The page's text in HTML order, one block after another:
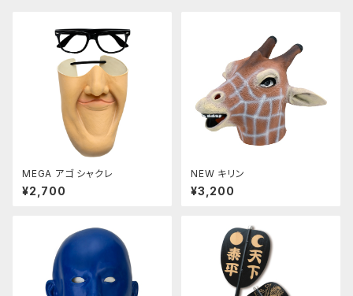
MEGA アゴ シャクレ
¥2,700
NEW キリン
¥3,200